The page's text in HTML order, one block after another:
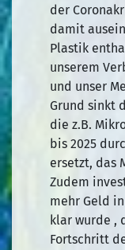
der
damit
Plastik
unserem
und unser
Grund sinkt
die z.B.
bis 2025
ersetzt, das
Zudem
mehr Geld
klar wurde ,
Fortschritt